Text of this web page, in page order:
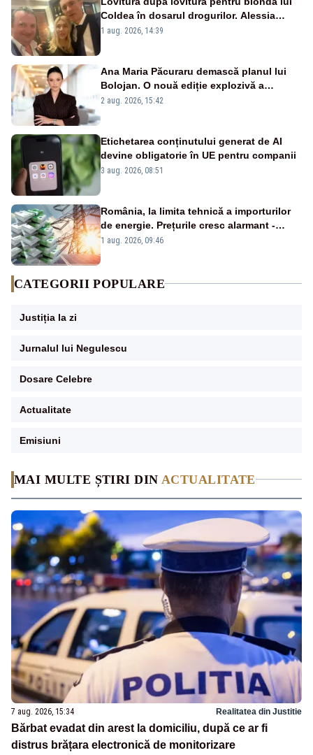
MAI MULTE ȘTIRI DIN ACTUALITATE
7 aug. 2026, 15:34 Realitatea din Justitie
Bărbat evadat din arest la domiciliu, după ce ar fi
distrus brățara electronică de monitorizare
Coldea în dosarul drogurilor. Alessia
Păcuraru explică decizia magistraților
1 aug. 2026, 14:39
Ana Maria Păcuraru demască planul lui
Bolojan. O nouă ediție explozivă a
emisiunii „Miza Zilei” la Realitatea PLUS
2 aug. 2026, 15:42
Etichetarea conținutului generat de AI
devine obligatorie în UE pentru companii
3 aug. 2026, 08:51
România, la limita tehnică a importurilor
de energie. Prețurile cresc alarmant -
Analiză Realitatea Plus
1 aug. 2026, 09:46
CATEGORII POPULARE
Justiția la zi
Jurnalul lui Negulescu
Dosare Celebre
Actualitate
Emisiuni